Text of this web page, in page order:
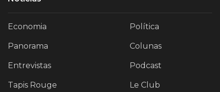
Economia Política
Panorama Colunas
Entrevistas Podcast
Tapis Rouge Le Club